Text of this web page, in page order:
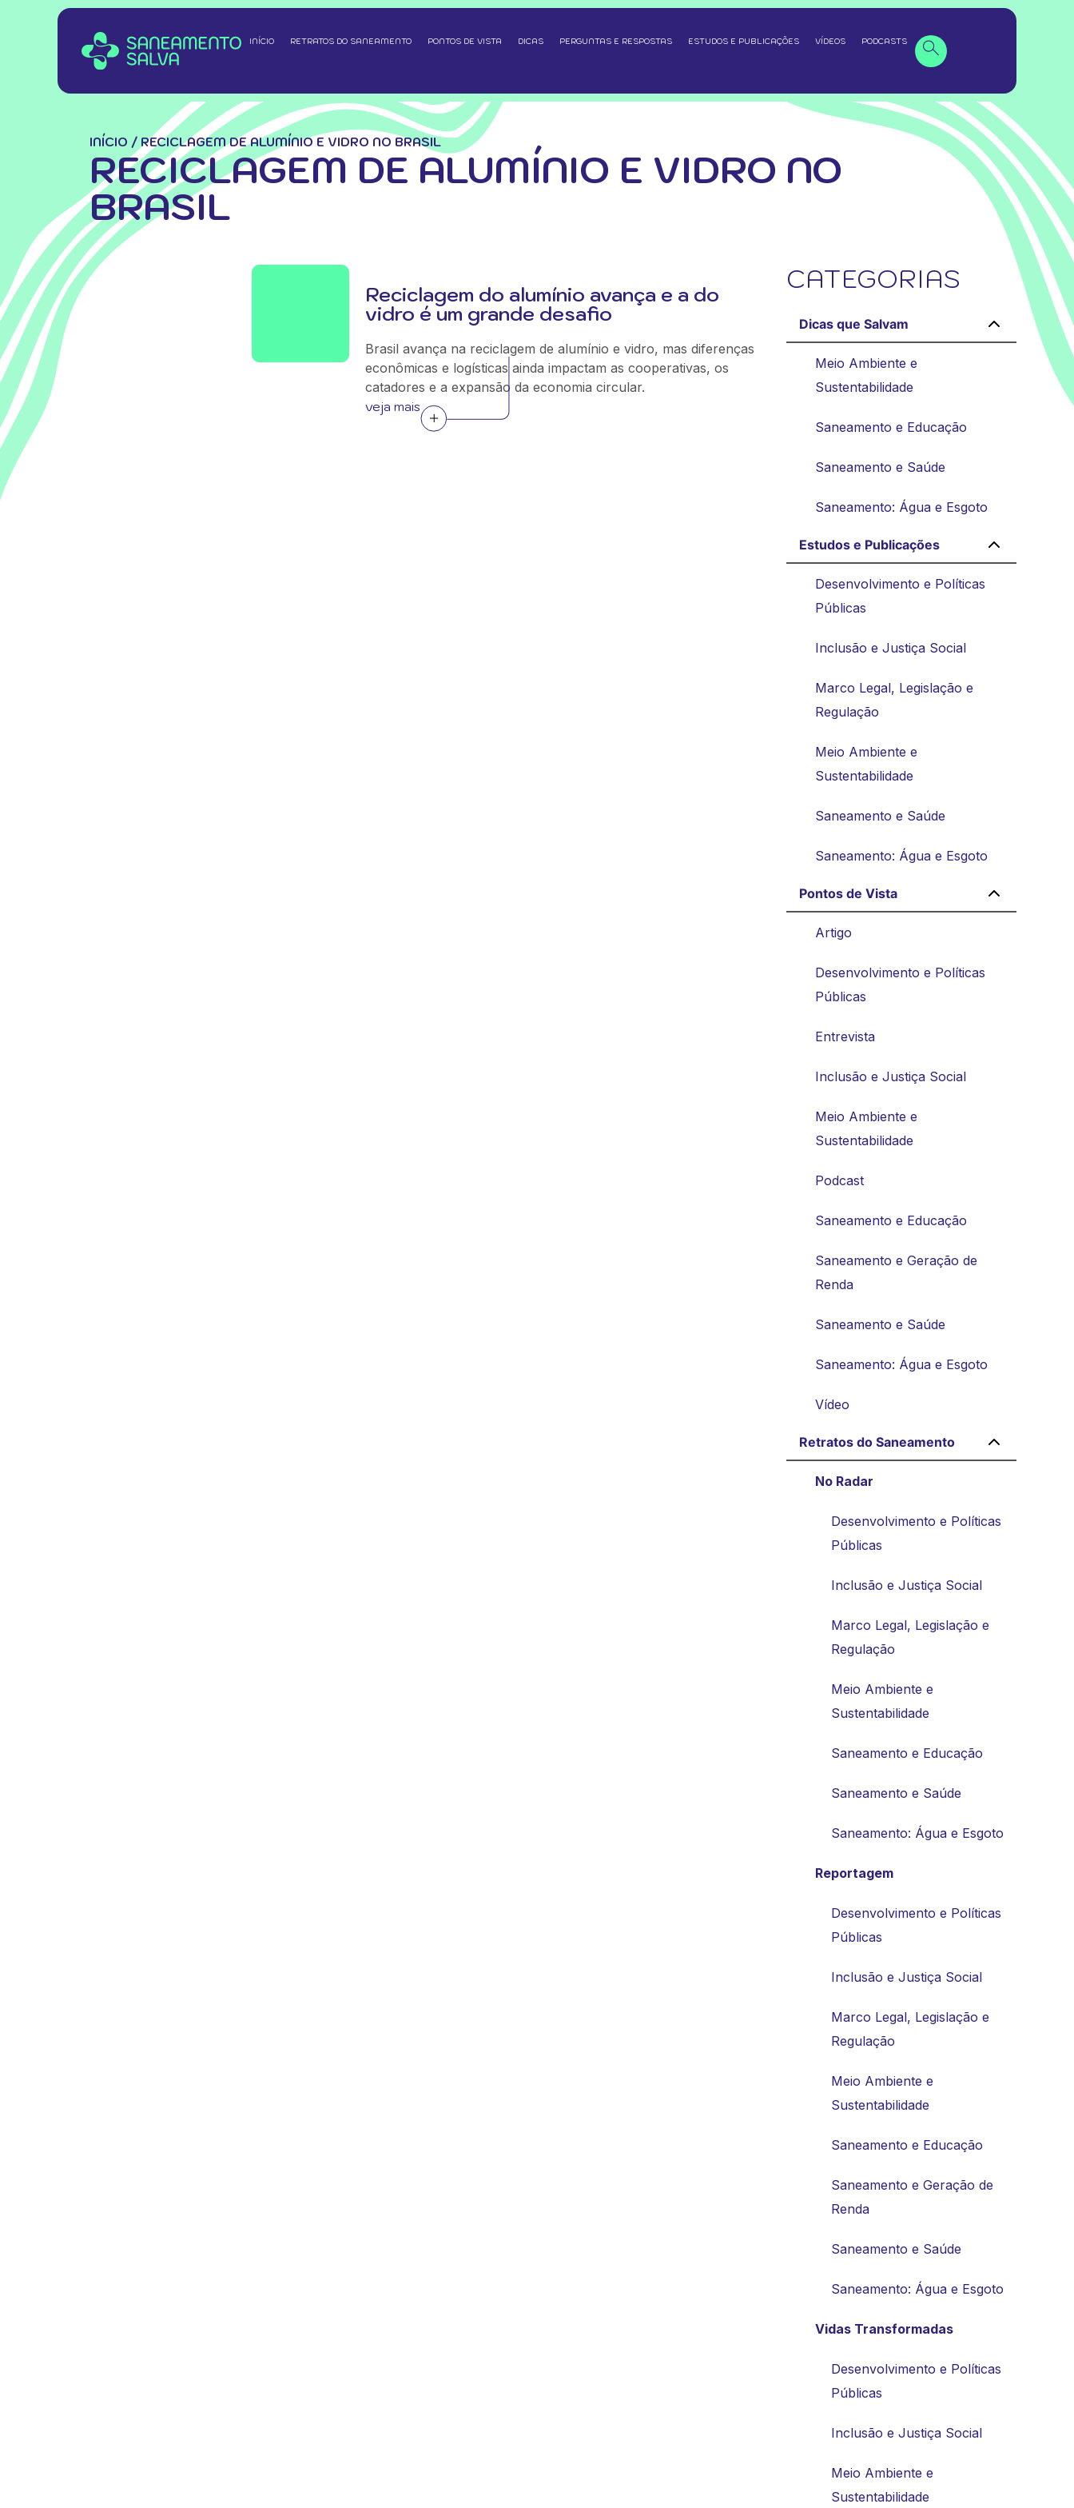
INÍCIO RETRATOS DO SANEAMENTO PONTOS DE VISTA DICAS PERGUNTAS E RESPOSTAS ESTUDOS E PUBLICAÇÕES VÍDEOS PODCASTS
INÍCIO / RECICLAGEM DE ALUMÍNIO E VIDRO NO BRASIL
RECICLAGEM DE ALUMÍNIO E VIDRO NO
BRASIL
Reciclagem do alumínio avança e a do
vidro é um grande desafio
Brasil avança na reciclagem de alumínio e vidro, mas diferenças
econômicas e logísticas ainda impactam as cooperativas, os
catadores e a expansão da economia circular.
veja mais
CATEGORIAS
Dicas que Salvam
Meio Ambiente e
Sustentabilidade
Saneamento e Educação
Saneamento e Saúde
Saneamento: Água e Esgoto
Estudos e Publicações
Desenvolvimento e Políticas
Públicas
Inclusão e Justiça Social
Marco Legal, Legislação e
Regulação
Meio Ambiente e
Sustentabilidade
Saneamento e Saúde
Saneamento: Água e Esgoto
Pontos de Vista
Artigo
Desenvolvimento e Políticas
Públicas
Entrevista
Inclusão e Justiça Social
Meio Ambiente e
Sustentabilidade
Podcast
Saneamento e Educação
Saneamento e Geração de
Renda
Saneamento e Saúde
Saneamento: Água e Esgoto
Vídeo
Retratos do Saneamento
No Radar
Desenvolvimento e Políticas
Públicas
Inclusão e Justiça Social
Marco Legal, Legislação e
Regulação
Meio Ambiente e
Sustentabilidade
Saneamento e Educação
Saneamento e Saúde
Saneamento: Água e Esgoto
Reportagem
Desenvolvimento e Políticas
Públicas
Inclusão e Justiça Social
Marco Legal, Legislação e
Regulação
Meio Ambiente e
Sustentabilidade
Saneamento e Educação
Saneamento e Geração de
Renda
Saneamento e Saúde
Saneamento: Água e Esgoto
Vidas Transformadas
Desenvolvimento e Políticas
Públicas
Inclusão e Justiça Social
Meio Ambiente e
Sustentabilidade